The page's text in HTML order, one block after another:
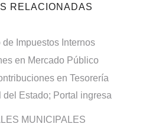
RELACIONADAS
de Impuestos Internos
en Mercado Público
en Tesorería
del Estado; Portal ingresa
MUNICIPALES